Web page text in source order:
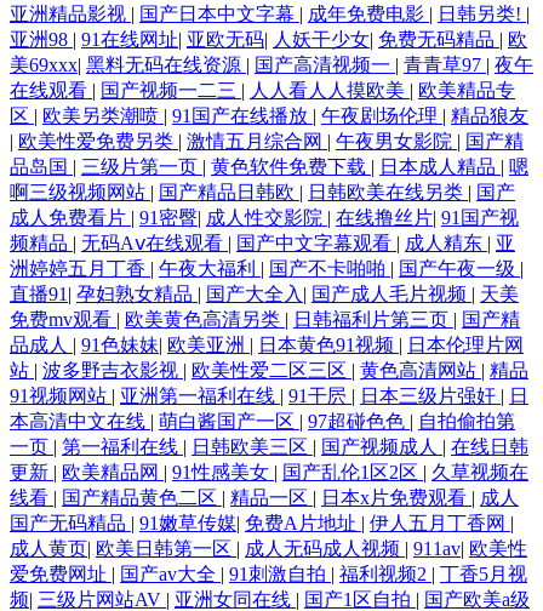
亚洲精品影视 | 国产日本中文字幕 | 成年免费电影 | 日韩另类! |
亚洲98 | 91在线网址| 亚欧无码| 人妖干少女| 免费无码精品 | 欧
美69xxx| 黑料无码在线资源 | 国产高清视频一 | 青青草97 | 夜午
在线观看 | 国产视频一二三 | 人人看人人摸欧美 | 欧美精品专
区 | 欧美另类潮喷 | 91国产在线播放 | 午夜剧场伦理 | 精品狼友
| 欧美性爱免费另类 | 激情五月综合网 | 午夜男女影院 | 国产精
品岛国 | 三级片第一页 | 黄色软件免费下载 | 日本成人精品 | 嗯
啊三级视频网站 | 国产精品日韩欧 | 日韩欧美在线另类 | 国产
成人免费看片 | 91密臀| 成人性交影院 | 在线撸丝片| 91国产视
频精品 | 无码Aⅴ在线观看 | 国产中文字幕观看 | 成人精东 | 亚
洲婷婷五月丁香 | 午夜大福利 | 国产不卡啪啪 | 国产午夜一级 |
直播91 | 孕妇熟女精品 | 国产大全入 | 国产成人毛片视频 | 天美
免费mv观看 | 欧美黄色高清另类 | 日韩福利片第三页 | 国产精
品成人 | 91色妹妹| 欧美亚洲 | 日本黄色91视频 | 日本伦理片网
站 | 波多野吉衣影视 | 欧美性爱二区三区 | 黄色高清网站 | 精品
91视频网站 | 亚洲第一福利在线 | 91干屄 | 日本三级片强奸 | 日
本高清中文在线 | 萌白酱国产一区 | 97超碰色色 | 自拍偷拍第
一页 | 第一福利在线 | 日韩欧美三区 | 国产视频成人 | 在线日韩
更新 | 欧美精品网 | 91性感美女 | 国产乱伦1区2区 | 久草视频在
线看 | 国产精品黄色二区 | 精品一区 | 日本x片免费观看 | 成人
国产无码精品 | 91嫩草传媒| 免费A片地址 | 伊人五月丁香网 |
成人黄页| 欧美日韩第一区 | 成人无码成人视频 | 911av| 欧美性
爱免费网址 | 国产av大全 | 91刺激自拍 | 福利视频2 | 丁香5月视
频| 三级片网站AV | 亚洲女同在线 | 国产1区自拍 | 国产欧美a级